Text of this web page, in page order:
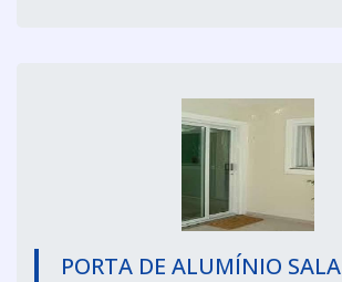
PORTA DE ALUMÍNIO SALA